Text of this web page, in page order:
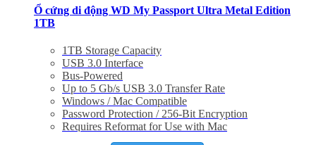
Ổ cứng di động WD My Passport Ultra Metal Edition
1TB
1TB Storage Capacity
USB 3.0 Interface
Bus-Powered
Up to 5 Gb/s USB 3.0 Transfer Rate
Windows / Mac Compatible
Password Protection / 256-Bit Encryption
Requires Reformat for Use with Mac